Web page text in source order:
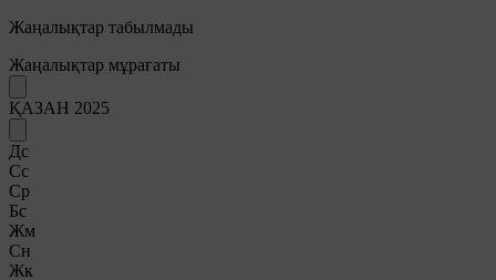
Жаңалықтар табылмады
Жаңалықтар мұрағаты
ҚАЗАН 2025
Дс
Сс
Ср
Бс
Жм
Сн
Жк